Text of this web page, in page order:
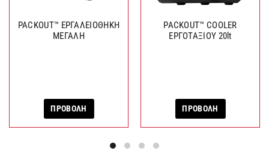
PACKOUT™ ΕΡΓΑΛΕΙΟΘΗΚΗ
ΜΕΓΑΛΗ
ΠΡΟΒΟΛΗ
PACKOUT™ COOLER
ΕΡΓΟΤΑΞΙΟΥ 20lt
ΠΡΟΒΟΛΗ